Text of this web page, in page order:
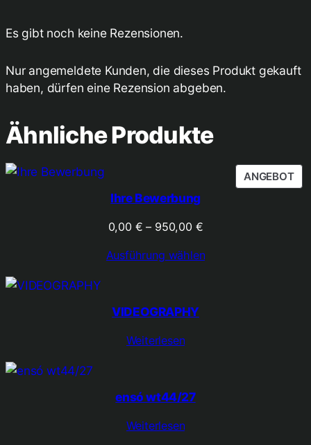
n
e
Es gibt noch keine Rezensionen.
Nur angemeldete Kunden, die dieses Produkt gekauft
haben, dürfen eine Rezension abgeben.
Ähnliche Produkte
ANGEBOT
IM
Ihre Bewerbung
0,00 € – 950,00 €Preisspanne:
bis
Ausführung wählen
VIDEOGRAPHY
Weiterlesen
ensó wt44/27
Weiterlesen